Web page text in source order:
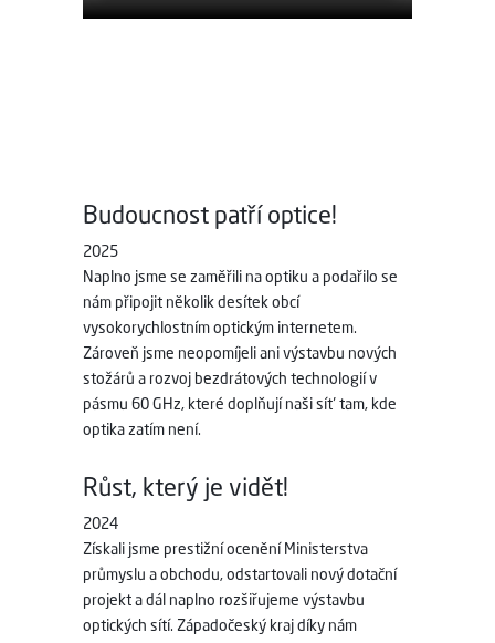
Budoucnost patří optice!
2025
Naplno jsme se zaměřili na optiku a podařilo se
nám připojit několik desítek obcí
vysokorychlostním optickým internetem.
Zároveň jsme neopomíjeli ani výstavbu nových
stožárů a rozvoj bezdrátových technologií v
pásmu 60 GHz, které doplňují naši síť tam, kde
optika zatím není.
Růst, který je vidět!
2024
Získali jsme prestižní ocenění Ministerstva
průmyslu a obchodu, odstartovali nový dotační
projekt a dál naplno rozšiřujeme výstavbu
optických sítí. Západočeský kraj díky nám